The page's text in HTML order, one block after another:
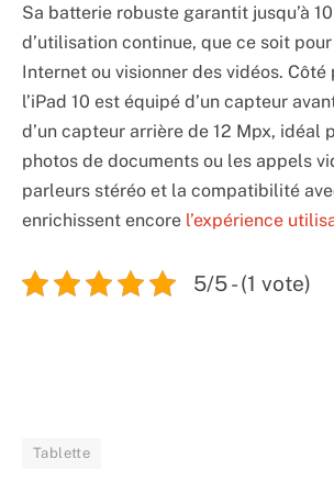
Sa batterie robuste garantit jusqu’à
d’utilisation continue, que ce soit
Internet ou visionner des vidéos. Côté
l’iPad 10 est équipé d’un capteur
d’un capteur arrière de 12 Mpx, idéal
photos de documents ou les appels
parleurs stéréo et la compatibilité
enrichissent encore l’expérience
5/5 - (1 vote)
Tablette